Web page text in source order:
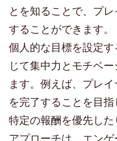
とを知ることで、プ
することができます。
個人的な目標を設定
じて集中力とモチベ
ます。例えば、プレ
を完了することを目
特定の報酬を優先し